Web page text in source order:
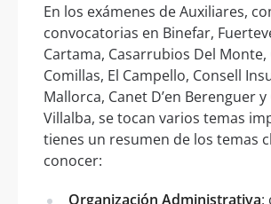
En los exámenes de Auxiliares,
convocatorias en Binefar,
Cartama, Casarrubios Del Monte,
Comillas, El Campello, Consell
Mallorca, Canet D’en Berenguer
Villalba, se tocan varios temas
tienes un resumen de los temas
conocer:
Organización Administrativa: